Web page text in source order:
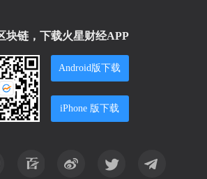
块链，下载火星财经APP
Android版下载
iPhone 版下载